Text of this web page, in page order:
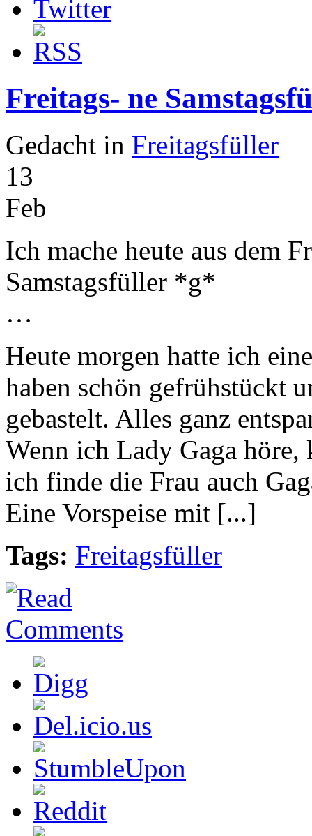
Freitags- ne
Gedacht in Freitagsfüller
13
Feb
Ich mache heute aus dem
Samstagsfüller *g*
…
Heute morgen hatte ich
haben schön gefrühstückt
gebastelt. Alles ganz
Wenn ich Lady Gaga höre,
ich finde die Frau auch
Eine Vorspeise mit [...]
Tags: Freitagsfüller